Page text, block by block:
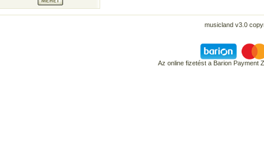
musicland v3.0
Az online fizetést a Barion Payment